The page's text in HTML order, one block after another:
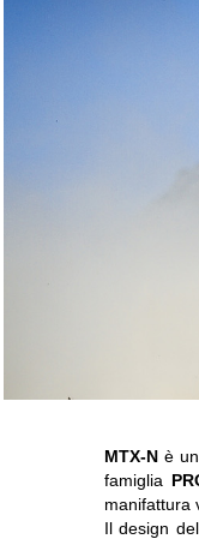
MTX-Nè
famiglia
manifattura
Il design